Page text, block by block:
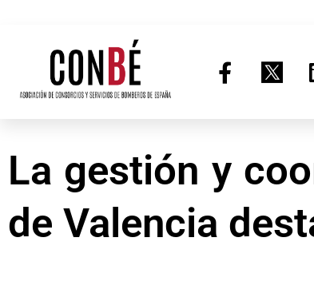
F
a
o
o
k
-
La gestión y
de Valencia